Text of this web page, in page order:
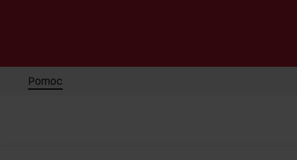
Pomoc